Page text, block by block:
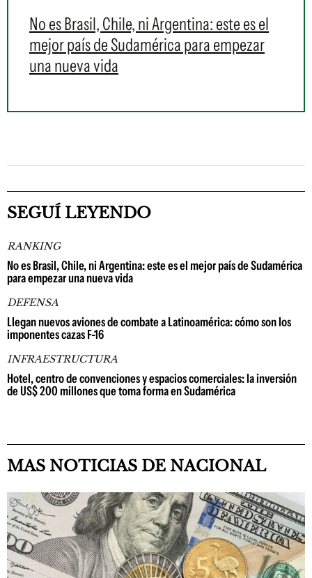
No es Brasil, Chile, ni Argentina: este es el
mejor país de Sudamérica para empezar
una nueva vida
SEGUÍ LEYENDO
RANKING
No es Brasil, Chile, ni Argentina: este es el mejor país de Sudamérica
para empezar una nueva vida
DEFENSA
Llegan nuevos aviones de combate a Latinoamérica: cómo son los
imponentes cazas F-16
INFRAESTRUCTURA
Hotel, centro de convenciones y espacios comerciales: la inversión
de US$ 200 millones que toma forma en Sudamérica
MAS NOTICIAS DE NACIONAL